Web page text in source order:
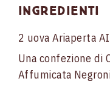
Ingredienti
2 uova Ariaperta
Una confezione di
Affumicata